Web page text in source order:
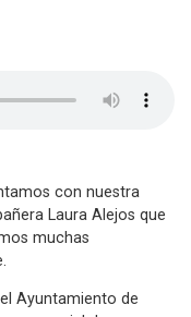
con nuestra
Laura Alejos que
muchas
Ayuntamiento de